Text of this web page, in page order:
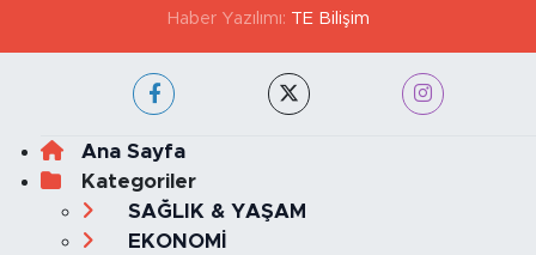
Haber Yazılımı: TE Bilişim
Ana Sayfa
Kategoriler
SAĞLIK & YAŞAM
EKONOMİ